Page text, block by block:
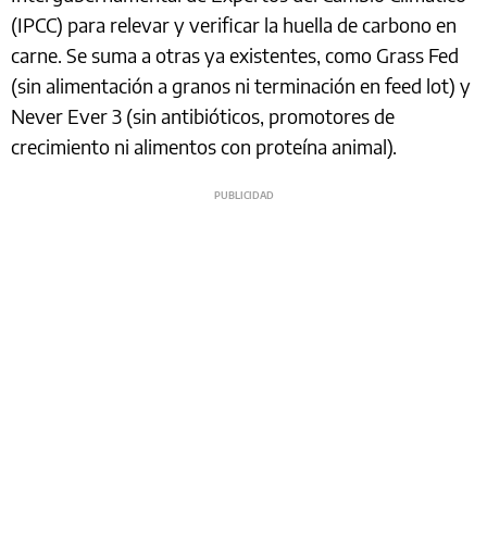
(IPCC) para relevar y verificar la huella de carbono en
carne. Se suma a otras ya existentes, como Grass Fed
(sin alimentación a granos ni terminación en feed lot) y
Never Ever 3 (sin antibióticos, promotores de
crecimiento ni alimentos con proteína animal).